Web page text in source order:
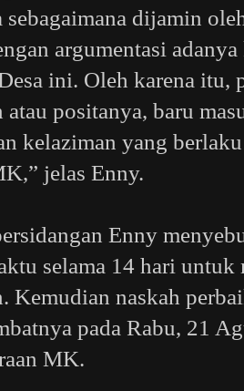
sebagaimana dijamin
argumentasi
ini. Oleh karena itu,
atau positanya, baru
kelaziman yang
jelas Enny.
Enny
selama 14 hari untuk
Kemudian naskah
pada Rabu, 21
MK.